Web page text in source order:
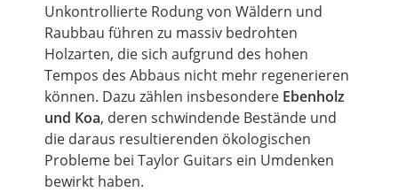
Unkontrollierte Rodung von Wäldern und
Raubbau führen zu massiv bedrohten
Holzarten, die sich aufgrund des hohen
Tempos des Abbaus nicht mehr regenerieren
können. Dazu zählen insbesondere Ebenholz
und Koa, deren schwindende Bestände und
die daraus resultierenden ökologischen
Probleme bei Taylor Guitars ein Umdenken
bewirkt haben.